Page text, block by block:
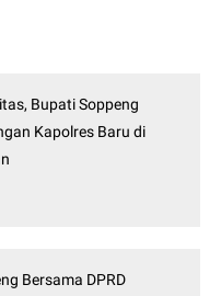
Bupati Soppeng
Kapolres Baru di
Bersama DPRD